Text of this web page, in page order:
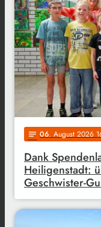
notes 06. August 2026
Dank
Heiligenstadt:
Geschwister-